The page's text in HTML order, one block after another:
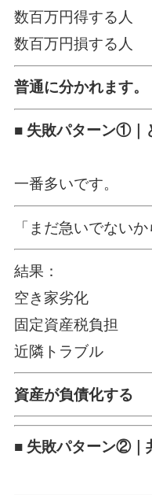
数百万円得する人
数百万円損する人
普通に分かれます。
■ 失敗パターン①｜
一番多いです。
「まだ急いでないか
結果：
空き家劣化
固定資産税負担
近隣トラブル
資産が負債化する
■ 失敗パターン②｜